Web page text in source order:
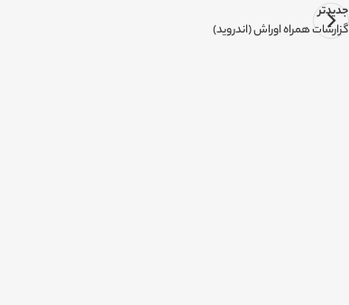
جدیدتر
گزارشات همراه اوراش (اندروید)